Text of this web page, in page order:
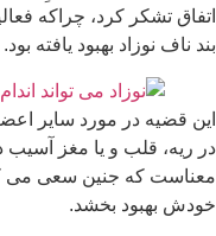
اتفاق تشکر کرد، چراکه
بند ناف نوزاد بهبود یافته بود.
این قضیه در مورد سایر
در ریه، قلب و یا مغز آسیب
معناست که جنین سعی می
خودش بهبود بخشد.